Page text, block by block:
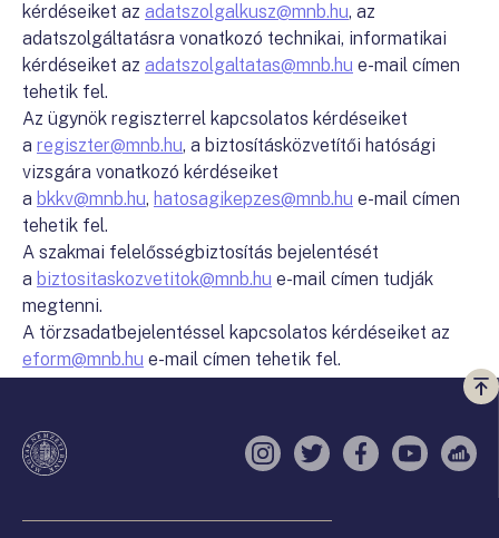
kérdéseiket az adatszolgalkusz@mnb.hu, az
adatszolgáltatásra vonatkozó technikai, informatikai
kérdéseiket az adatszolgaltatas@mnb.hu e-mail címen
tehetik fel.
Az ügynök regiszterrel kapcsolatos kérdéseiket
a regiszter@mnb.hu, a biztosításközvetítői hatósági
vizsgára vonatkozó kérdéseiket
a bkkv@mnb.hu, hatosagikepzes@mnb.hu e-mail címen
tehetik fel.
A szakmai felelősségbiztosítás bejelentését
a biztositaskozvetitok@mnb.hu e-mail címen tudják
megtenni.
A törzsadatbejelentéssel kapcsolatos kérdéseiket az
eform@mnb.hu e-mail címen tehetik fel.
a
Instagram
TwitterFacebook
YouTube